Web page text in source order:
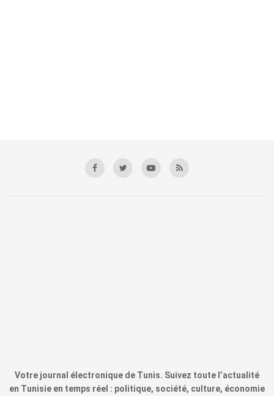
Votre journal électronique de Tunis. Suivez toute l’actualité
en Tunisie en temps réel : politique, société, culture, économie